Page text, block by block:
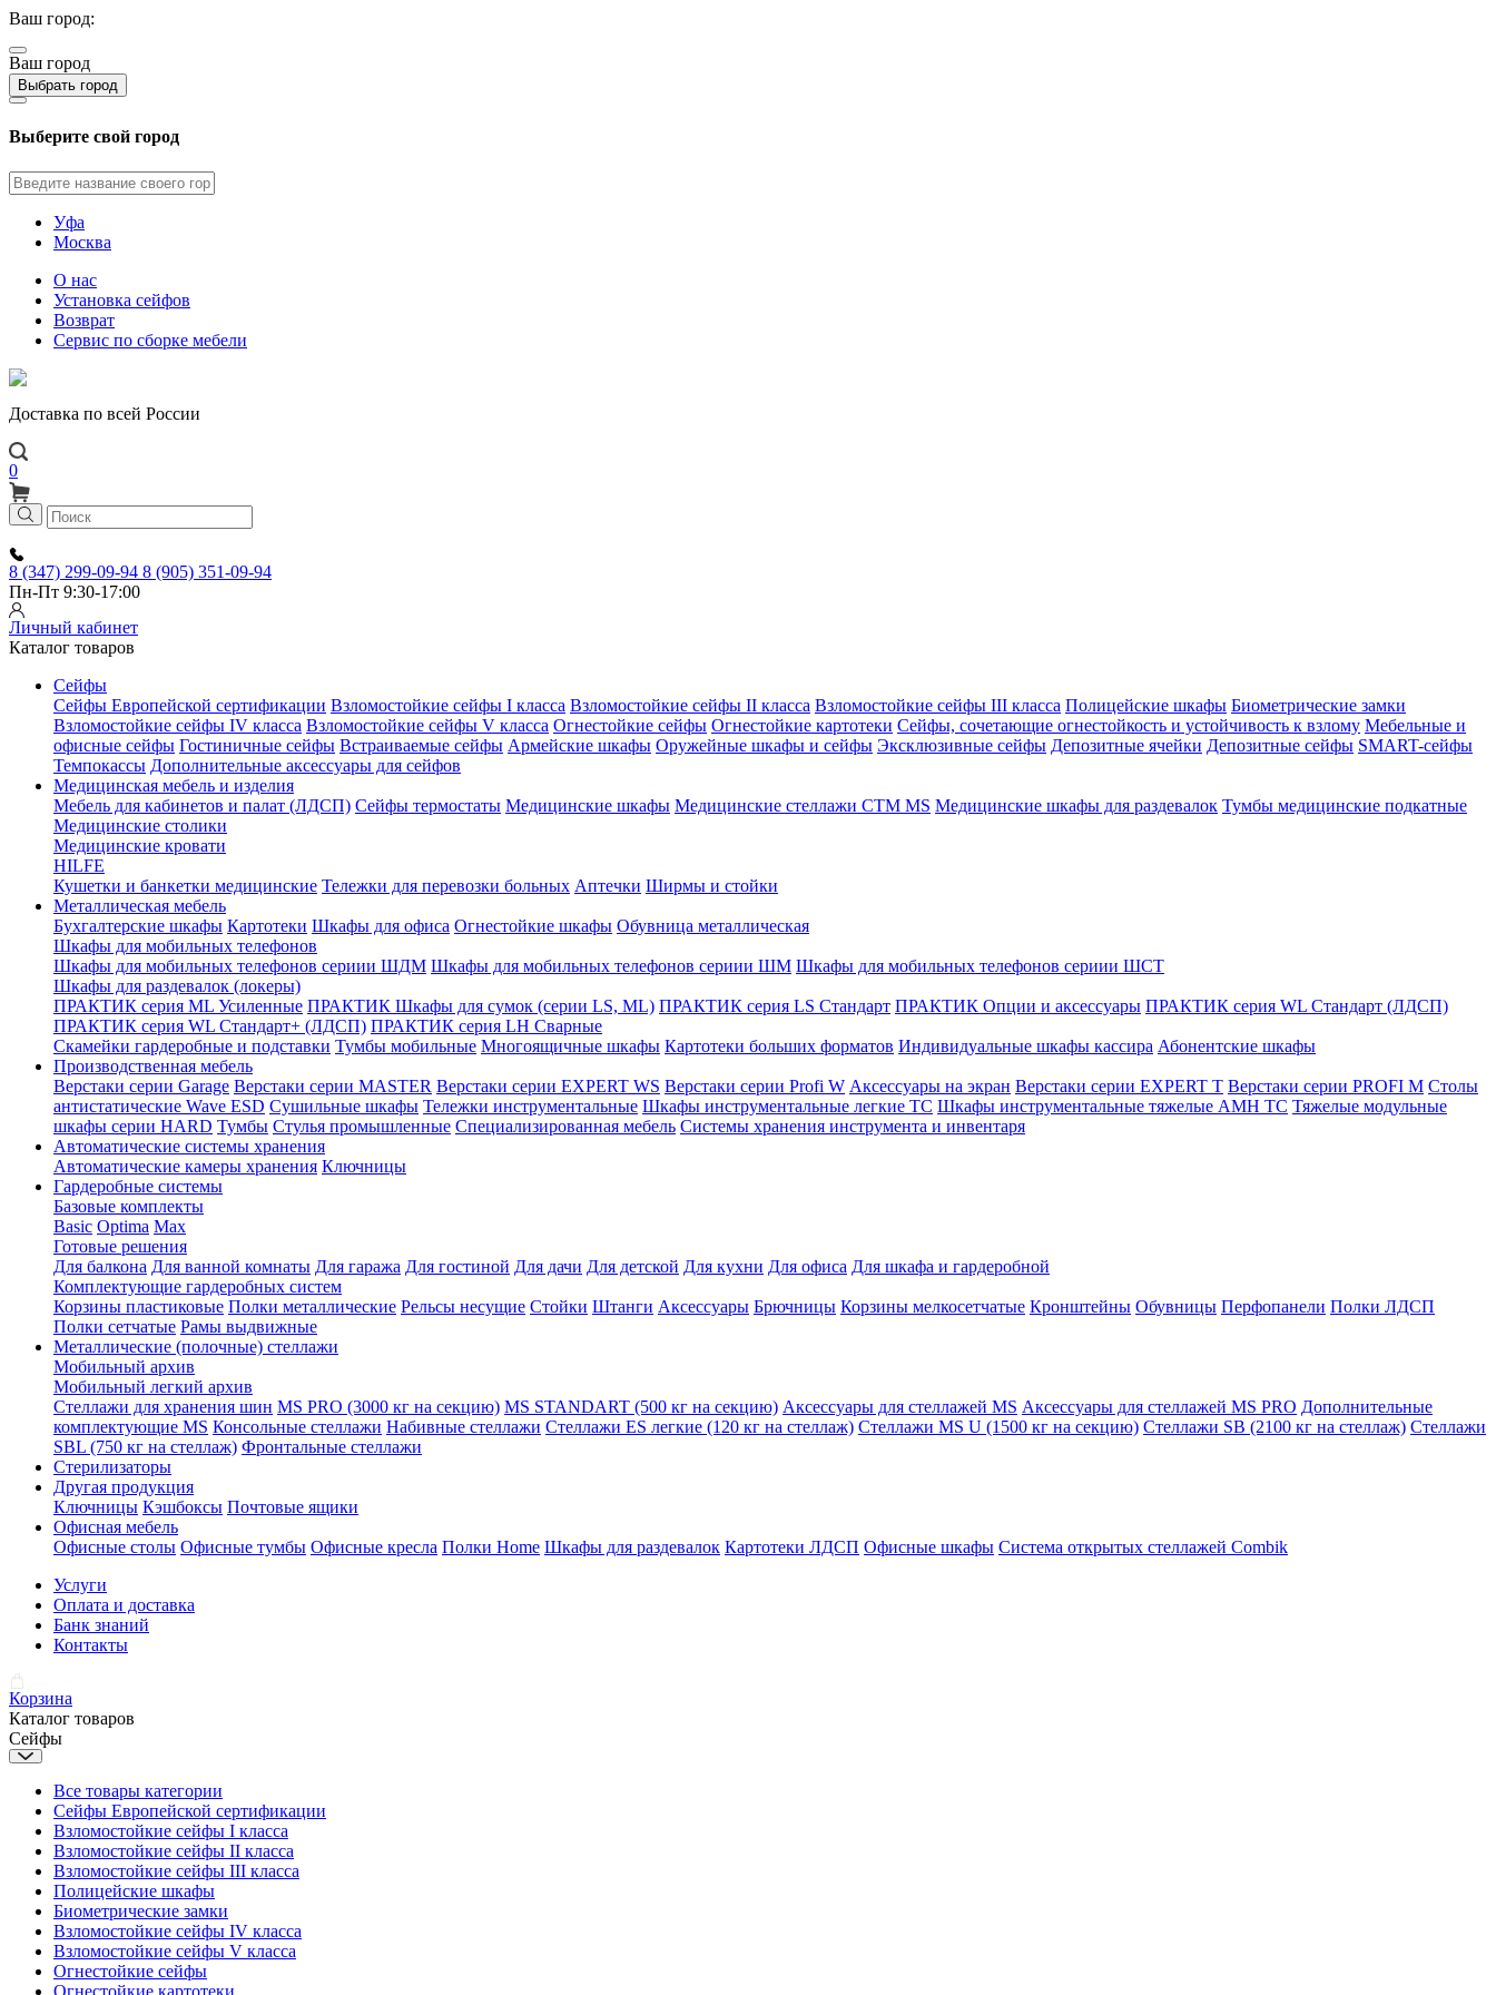
Ваш город:
Ваш город
Выбрать город
Выберите свой город
Уфа
Москва
О нас
Установка сейфов
Возврат
Сервис по сборке мебели
Доставка по всей России
0
8 (347) 299-09-94 8 (905) 351-09-94
Пн-Пт 9:30-17:00
Личный кабинет
Каталог товаров
Сейфы
Сейфы Европейской сертификации Взломостойкие сейфы I класса Взломостойкие сейфы II класса Взломостойкие сейфы III класса Полицейские шкафы Биометрические замки
Взломостойкие сейфы IV класса Взломостойкие сейфы V класса Огнестойкие сейфы Огнестойкие картотеки Сейфы, сочетающие огнестойкость и устойчивость к взлому Мебельные и
офисные сейфы Гостиничные сейфы Встраиваемые сейфы Армейские шкафы Оружейные шкафы и сейфы Эксклюзивные сейфы Депозитные ячейки Депозитные сейфы SMART-сейфы
Темпокассы Дополнительные аксессуары для сейфов
Медицинская мебель и изделия
Мебель для кабинетов и палат (ЛДСП) Сейфы термостаты Медицинские шкафы Медицинские стеллажи CTM MS Медицинские шкафы для раздевалок Тумбы медицинские подкатные
Медицинские столики
Медицинские кровати
HILFE
Кушетки и банкетки медицинские Тележки для перевозки больных Аптечки Ширмы и стойки
Металлическая мебель
Бухгалтерские шкафы Картотеки Шкафы для офиса Огнестойкие шкафы Обувница металлическая
Шкафы для мобильных телефонов
Шкафы для мобильных телефонов сериии ШДМ Шкафы для мобильных телефонов сериии ШМ Шкафы для мобильных телефонов сериии ШСТ
Шкафы для раздевалок (локеры)
ПРАКТИК серия ML Усиленные ПРАКТИК Шкафы для сумок (серии LS, ML) ПРАКТИК cерия LS Стандарт ПРАКТИК Опции и аксессуары ПРАКТИК серия WL Стандарт (ЛДСП)
ПРАКТИК серия WL Стандарт+ (ЛДСП) ПРАКТИК серия LH Сварные
Скамейки гардеробные и подставки Тумбы мобильные Многоящичные шкафы Картотеки больших форматов Индивидуальные шкафы кассира Абонентские шкафы
Производственная мебель
Верстаки серии Garage Верстаки серии MASTER Верстаки серии EXPERT WS Верстаки серии Profi W Аксессуары на экран Верстаки серии EXPERT T Верстаки серии PROFI M Столы
антистатические Wave ESD Cушильные шкафы Тележки инструментальные Шкафы инструментальные легкие ТС Шкафы инструментальные тяжелые AMH TC Тяжелые модульные
шкафы серии HARD Тумбы Стулья промышленные Cпециализированная мебель Системы хранения инструмента и инвентаря
Автоматические системы хранения
Автоматические камеры хранения Ключницы
Гардеробные системы
Базовые комплекты
Basic Optima Max
Готовые решения
Для балкона Для ванной комнаты Для гаража Для гостиной Для дачи Для детской Для кухни Для офиса Для шкафа и гардеробной
Комплектующие гардеробных систем
Корзины пластиковые Полки металлические Рельсы несущие Стойки Штанги Аксессуары Брючницы Корзины мелкосетчатые Кронштейны Обувницы Перфопанели Полки ЛДСП
Полки сетчатые Рамы выдвижные
Металлические (полочные) стеллажи
Мобильный архив
Мобильный легкий архив
Стеллажи для хранения шин MS PRO (3000 кг на секцию) MS STANDART (500 кг на секцию) Аксессуары для стеллажей MS Аксессуары для стеллажей MS PRO Дополнительные
комплектующие MS Консольные стеллажи Набивные стеллажи Стеллажи ES легкие (120 кг на стеллаж) Стеллажи MS U (1500 кг на секцию) Стеллажи SB (2100 кг на стеллаж) Стеллажи
SBL (750 кг на стеллаж) Фронтальные стеллажи
Стерилизаторы
Другая продукция
Ключницы Кэшбоксы Почтовые ящики
Офисная мебель
Офисные столы Офисные тумбы Офисные кресла Полки Home Шкафы для раздевалок Картотеки ЛДСП Офисные шкафы Система открытых стеллажей Combik
Услуги
Оплата и доставка
Банк знаний
Контакты
Корзина
Каталог товаров
Сейфы
Все товары категории
Сейфы Европейской сертификации
Взломостойкие сейфы I класса
Взломостойкие сейфы II класса
Взломостойкие сейфы III класса
Полицейские шкафы
Биометрические замки
Взломостойкие сейфы IV класса
Взломостойкие сейфы V класса
Огнестойкие сейфы
Огнестойкие картотеки